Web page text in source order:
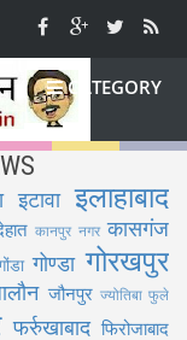
CATEGORY
इटावा इलाहाबाद
कानपुर नगर कासगंज
गोण्डा गोरखपुर
जौनपुर ज्योतिबा फुले
फर्रुखाबाद फिरोजाबाद